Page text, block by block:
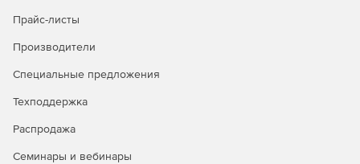
Прайс-листы
Производители
Специальные предложения
Техподдержка
Распродажа
Семинары и вебинары